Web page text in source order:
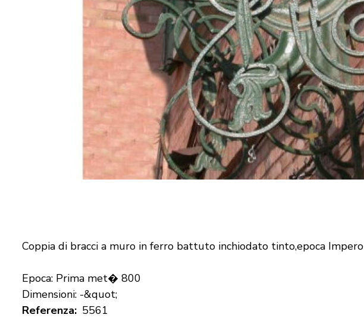
Coppia di bracci a muro in ferro battuto inchiodato tinto,epoca Impero
Epoca: Prima met� 800
Dimensioni: -&quot;
Referenza
5561